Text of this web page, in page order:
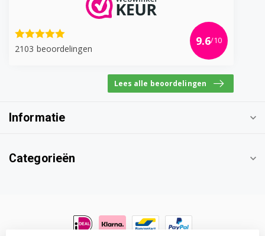
2103 beoordelingen
9.6/10
Lees alle beoordelingen
Informatie
Categorieën